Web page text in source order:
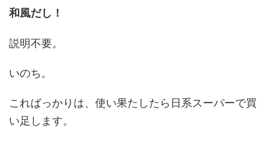
和風だし！
説明不要。
いのち。
こればっかりは、使い果たしたら日系スーパーで買
い足します。